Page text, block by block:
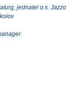
jednatel o.s.